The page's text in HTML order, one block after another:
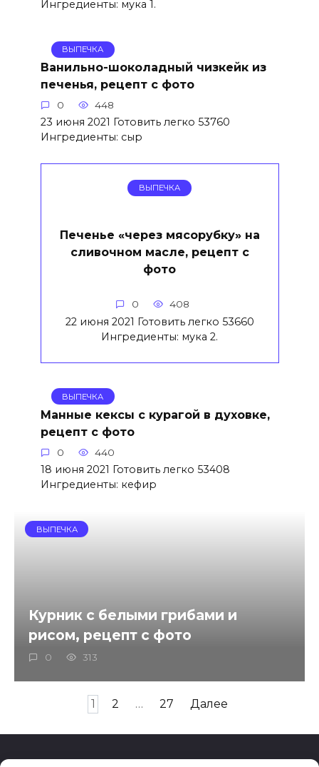
Ингредиенты: мука 1.
ВЫПЕЧКА
Ванильно-шоколадный чизкейк из
печенья, рецепт с фото
0 448
23 июня 2021 Готовить легко 53760
Ингредиенты: сыр
ВЫПЕЧКА
Печенье «через мясорубку» на
сливочном масле, рецепт с
фото
0 408
22 июня 2021 Готовить легко 53660
Ингредиенты: мука 2.
ВЫПЕЧКА
Манные кексы с курагой в духовке,
рецепт с фото
0 440
18 июня 2021 Готовить легко 53408
Ингредиенты: кефир
ВЫПЕЧКА
Курник с белыми грибами и
рисом, рецепт с фото
0 313
1 2 … 27 Далее